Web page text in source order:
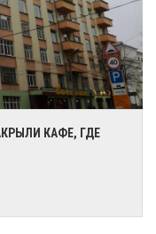
КАФЕ, ГДЕ